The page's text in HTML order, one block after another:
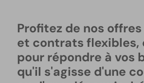
Profitez de nos
et contrats flexibles,
pour répondre à vos
qu'il s'agisse d'une